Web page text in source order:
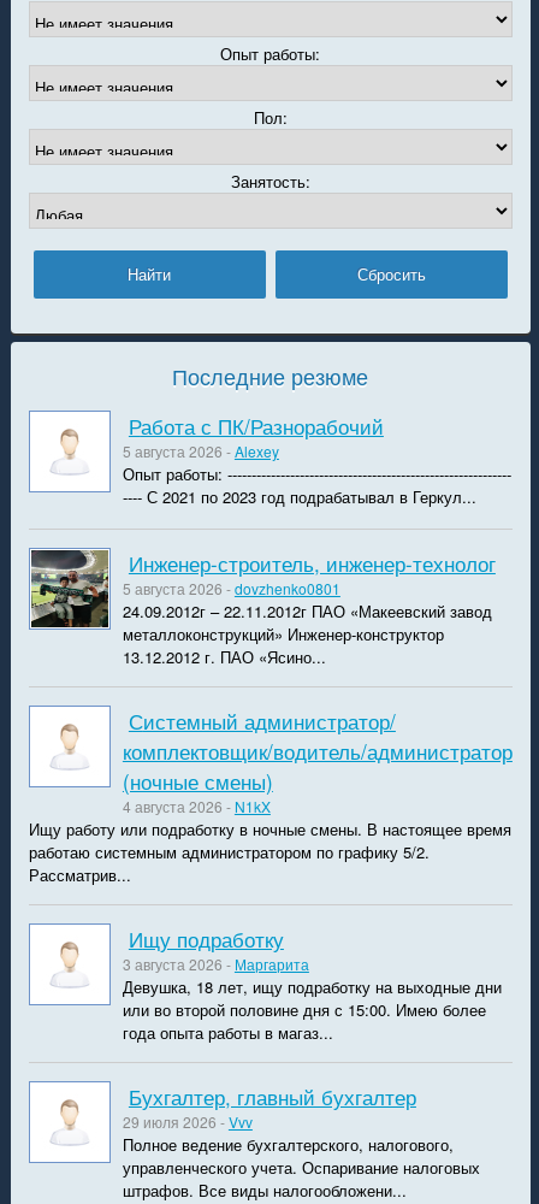
Опыт работы:
Пол:
Занятость:
Последние резюме
Работа с ПК/Разнорабочий
5 августа 2026 -Alexey
Опыт работы: -----------------------------------------------------------
---- С 2021 по 2023 год подрабатывал в Геркул...
Инженер-строитель, инженер-технолог
5 августа 2026 -dovzhenko0801
24.09.2012г – 22.11.2012г ПАО «Макеевский завод
металлоконструкций» Инженер-конструктор
13.12.2012 г. ПАО «Ясино...
Системный администратор/
комплектовщик/водитель/администратор
(ночные смены)
4 августа 2026 - N1kX
Ищу работу или подработку в ночные смены. В настоящее время
работаю системным администратором по графику 5/2.
Рассматрив...
Ищу подработку
3 августа 2026 - Маргарита
Девушка, 18 лет, ищу подработку на выходные дни
или во второй половине дня с 15:00. Имею более
года опыта работы в магаз...
Бухгалтер, главный бухгалтер
29 июля 2026 -Vvv
Полное ведение бухгалтерского, налогового,
управленческого учета. Оспаривание налоговых
штрафов. Все виды налогообложени...